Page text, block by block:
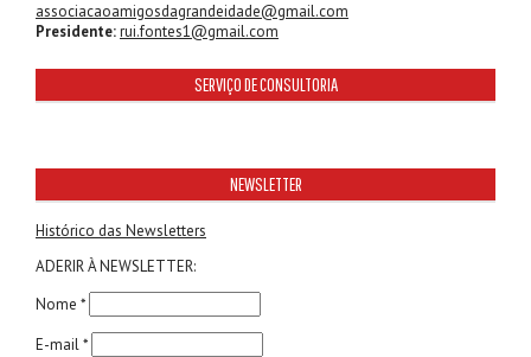
associacaoamigosdagrandeidade@gmail.com
Presidente:rui.fontes1@gmail.com
SERVIÇO DE CONSULTORIA
NEWSLETTER
Histórico das Newsletters
ADERIR À NEWSLETTER:
Nome *
E-mail *